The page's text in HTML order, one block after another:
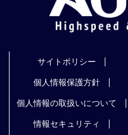
サイトポリシー
個人情報保護方針
個人情報の取扱いについて
情報セキュリティ